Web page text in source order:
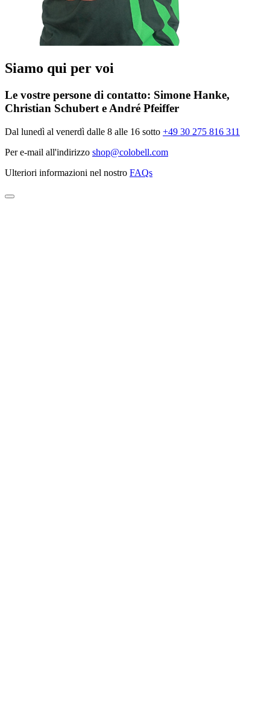
Siamo qui per voi
Le vostre persone di contatto: Simone Hanke,
Christian Schubert e André Pfeiffer
Dal lunedì al venerdì dalle 8 alle 16 sotto +49 30 275 816 311
Per e-mail all'indirizzo shop@colobell.com
Ulteriori informazioni nel nostro FAQs